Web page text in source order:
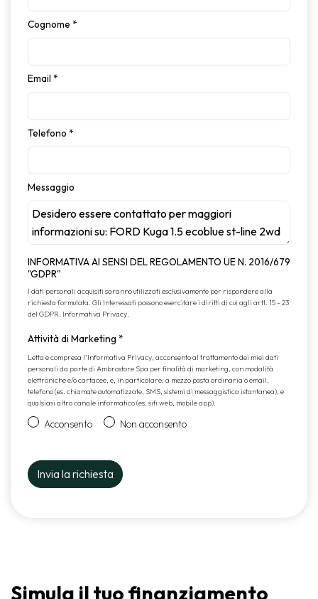
Cognome *
Email *
Telefono *
Messaggio
INFORMATIVA AI SENSI DEL REGOLAMENTO UE N. 2016/679
"GDPR"
I dati personali acquisiti saranno utilizzati esclusivamente per rispondere alla
richiesta formulata. Gli Interessati possono esercitare i diritti di cui agli artt. 15 - 23
del GDPR. Informativa Privacy.
Attività di Marketing *
Letta e compresa l’Informativa Privacy, acconsento al trattamento dei miei dati
personali da parte di Ambrostore Spa per finalità di marketing, con modalità
elettroniche e/o cartacee, e, in particolare, a mezzo posta ordinaria o email,
telefono (es. chiamate automatizzate, SMS, sistemi di messaggistica istantanea), e
qualsiasi altro canale informatico (es. siti web, mobile app).
Acconsento Non acconsento
Simula il tuo finanziamento